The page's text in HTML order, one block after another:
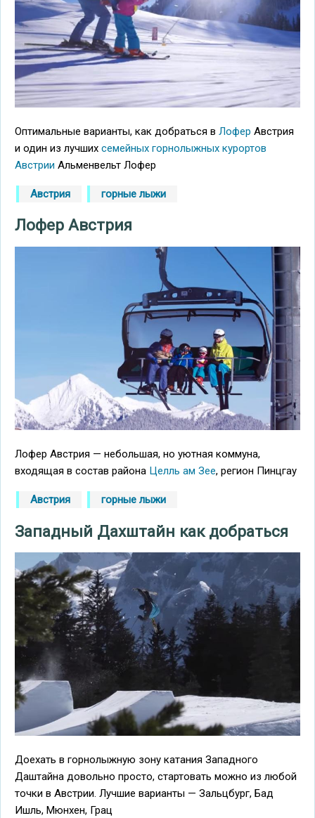
Оптимальные варианты, как добраться в Лофер Австрия
и один из лучших семейных горнолыжных курортов
Австрии Альменвельт Лофер
Австрия горные лыжи
Лофер Австрия
Лофер Австрия — небольшая, но уютная коммуна,
входящая в состав района Целль ам Зее, регион Пинцгау
Австрия горные лыжи
Западный Дахштайн как добраться
Доехать в горнолыжную зону катания Западного
Даштайна довольно просто, стартовать можно из любой
точки в Австрии. Лучшие варианты — Зальцбург, Бад
Ишль, Мюнхен, Грац